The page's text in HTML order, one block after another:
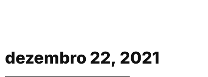
dezembro 22, 2021